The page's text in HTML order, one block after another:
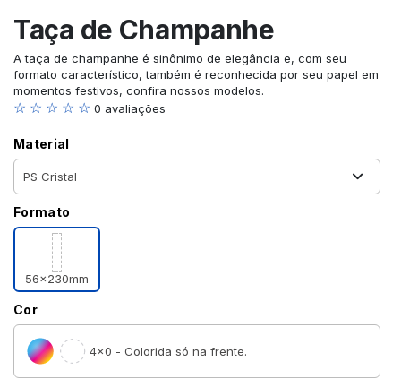
Taça de Champanhe
A taça de champanhe é sinônimo de elegância e, com seu
formato característico, também é reconhecida por seu papel em
momentos festivos, confira nossos modelos.
☆ ☆ ☆ ☆ ☆ 0 avaliações
Material
Formato
56x230mm
Cor
4×0 - Colorida só na frente.